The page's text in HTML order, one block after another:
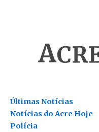
Últimas Notícias
Notícias do Acre Hoje
Polícia